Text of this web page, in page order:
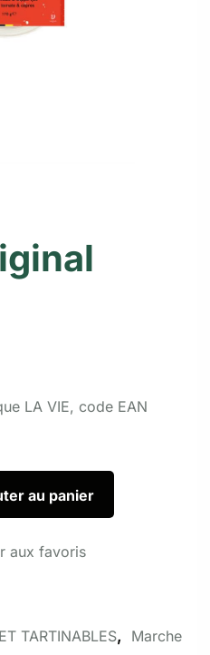
LA VIE, code EAN
au panier
aux favoris
TARTINABLES,
Marche